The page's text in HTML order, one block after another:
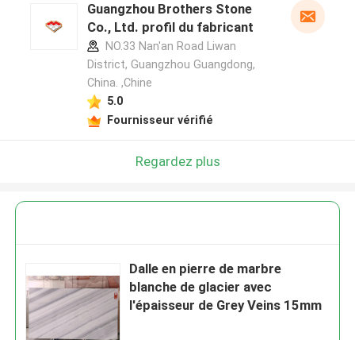
Guangzhou Brothers Stone
Co., Ltd. profil du fabricant
NO.33 Nan'an Road Liwan
District, Guangzhou Guangdong,
China. ,Chine
5.0
Fournisseur vérifié
Regardez plus
Dalle en pierre de marbre
blanche de glacier avec
l'épaisseur de Grey Veins 15mm